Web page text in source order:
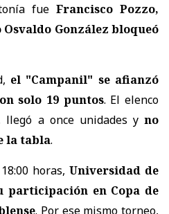
fueFrancisco Pozzo,
González bloqueó
el "Campanil" se afianzó
solo 19 puntos. El elenco
llegó a once unidades y no
la tabla.
horas, Universidad de
participación en Copa de
. Por ese mismo torneo,